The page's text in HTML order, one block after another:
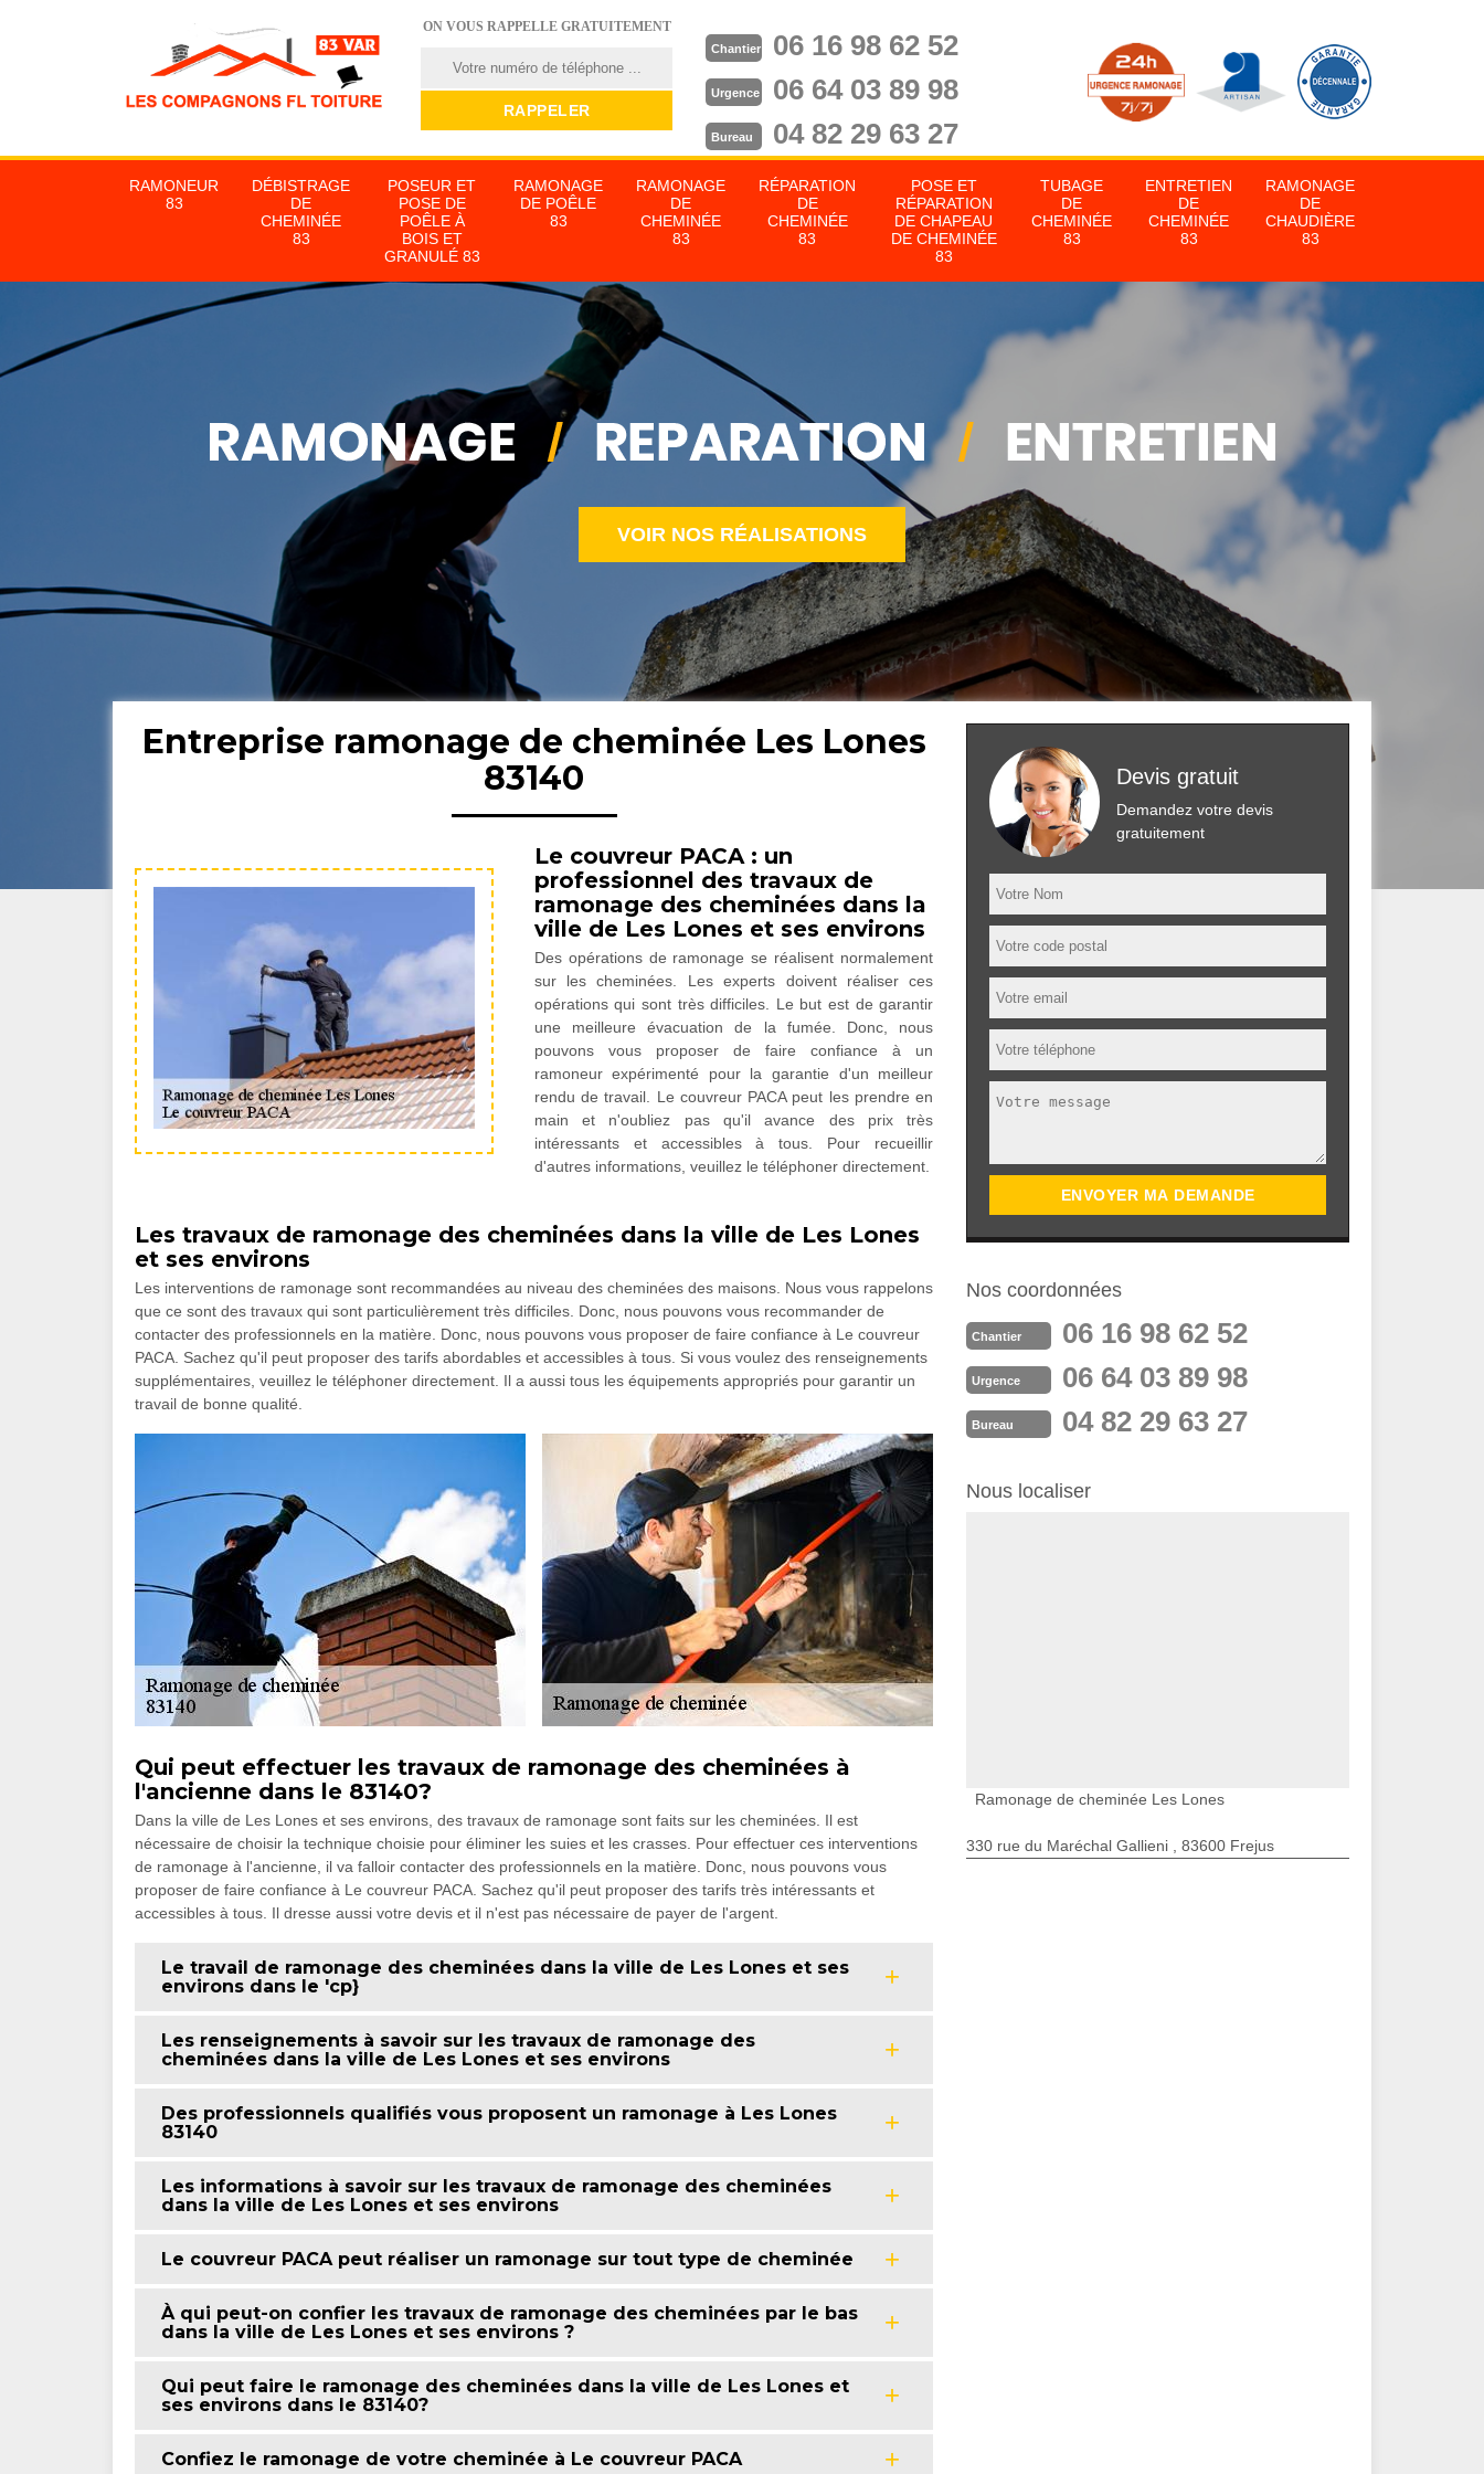
ON VOUS RAPPELLE GRATUITEMENT
Chantier 06 16 98 62 52
Urgence 06 64 03 89 98
Bureau 04 82 29 63 27
RAMONEUR
83
DÉBISTRAGE
DE
CHEMINÉE
83
POSEUR ET
POSE DE
POÊLE À
BOIS ET
GRANULÉ 83
RAMONAGE
DE POÊLE
83
RAMONAGE
DE
CHEMINÉE
83
RÉPARATION
DE
CHEMINÉE
83
POSE ET
RÉPARATION
DE CHAPEAU
DE CHEMINÉE
83
TUBAGE
DE
CHEMINÉE
83
ENTRETIEN
DE
CHEMINÉE
83
RAMONAGE
DE
CHAUDIÈRE
83
VOIR NOS RÉALISATIONS
Entreprise ramonage de cheminée Les Lones
83140
Le couvreur PACA : un
professionnel des travaux de
ramonage des cheminées dans la
ville de Les Lones et ses environs
Des opérations de ramonage se réalisent normalement
sur les cheminées. Les experts doivent réaliser ces
opérations qui sont très difficiles. Le but est de garantir
une meilleure évacuation de la fumée. Donc, nous
pouvons vous proposer de faire confiance à un
ramoneur expérimenté pour la garantie d'un meilleur
rendu de travail. Le couvreur PACA peut les prendre en
main et n'oubliez pas qu'il avance des prix très
intéressants et accessibles à tous. Pour recueillir
d'autres informations, veuillez le téléphoner directement.
Les travaux de ramonage des cheminées dans la ville de Les Lones
et ses environs
Les interventions de ramonage sont recommandées au niveau des cheminées des maisons. Nous vous rappelons
que ce sont des travaux qui sont particulièrement très difficiles. Donc, nous pouvons vous recommander de
contacter des professionnels en la matière. Donc, nous pouvons vous proposer de faire confiance à Le couvreur
PACA. Sachez qu'il peut proposer des tarifs abordables et accessibles à tous. Si vous voulez des renseignements
supplémentaires, veuillez le téléphoner directement. Il a aussi tous les équipements appropriés pour garantir un
travail de bonne qualité.
Qui peut effectuer les travaux de ramonage des cheminées à
l'ancienne dans le 83140?
Dans la ville de Les Lones et ses environs, des travaux de ramonage sont faits sur les cheminées. Il est
nécessaire de choisir la technique choisie pour éliminer les suies et les crasses. Pour effectuer ces interventions
de ramonage à l'ancienne, il va falloir contacter des professionnels en la matière. Donc, nous pouvons vous
proposer de faire confiance à Le couvreur PACA. Sachez qu'il peut proposer des tarifs très intéressants et
accessibles à tous. Il dresse aussi votre devis et il n'est pas nécessaire de payer de l'argent.
Le travail de ramonage des cheminées dans la ville de Les Lones et ses
environs dans le 'cp}
Les renseignements à savoir sur les travaux de ramonage des
cheminées dans la ville de Les Lones et ses environs
Des professionnels qualifiés vous proposent un ramonage à Les Lones
83140
Les informations à savoir sur les travaux de ramonage des cheminées
dans la ville de Les Lones et ses environs
Le couvreur PACA peut réaliser un ramonage sur tout type de cheminée
À qui peut-on confier les travaux de ramonage des cheminées par le bas
dans la ville de Les Lones et ses environs ?
Qui peut faire le ramonage des cheminées dans la ville de Les Lones et
ses environs dans le 83140?
Confiez le ramonage de votre cheminée à Le couvreur PACA
Devis gratuit
Demandez votre devis
gratuitement
Nos coordonnées
Chantier 06 16 98 62 52
Urgence 06 64 03 89 98
Bureau 04 82 29 63 27
Nous localiser
Ramonage de cheminée Les Lones
330 rue du Maréchal Gallieni , 83600 Frejus